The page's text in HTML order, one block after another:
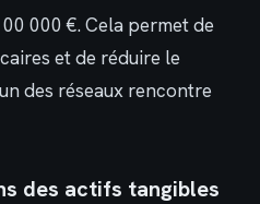
000 €. Cela permet de
et de réduire le
des réseaux rencontre
des actifs tangibles